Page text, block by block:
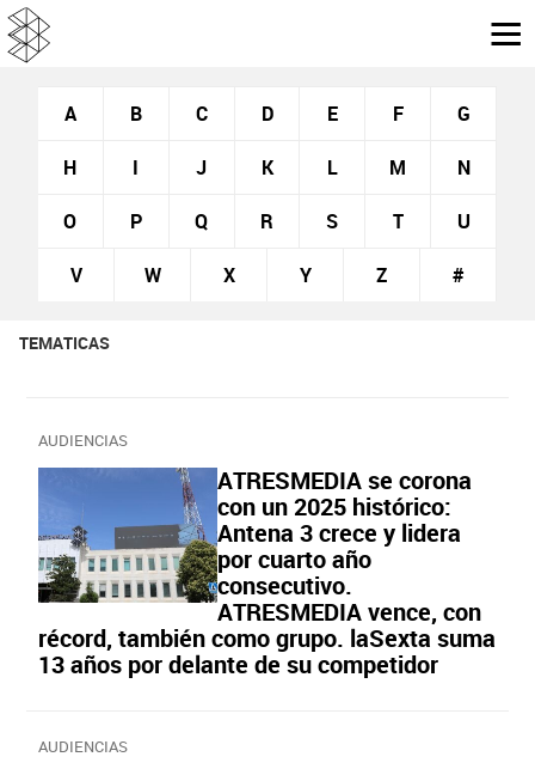
A B C D E F G
H I J K L M N
O P Q R S T U
V W X Y Z #
TEMATICAS
AUDIENCIAS
ATRESMEDIA se corona
con un 2025 histórico:
Antena 3 crece y lidera
por cuarto año
consecutivo.
ATRESMEDIA vence, con
récord, también como grupo. laSexta suma
13 años por delante de su competidor
AUDIENCIAS